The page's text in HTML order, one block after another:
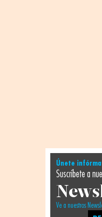
Únete
Suscríbete a
Ve a nuestros